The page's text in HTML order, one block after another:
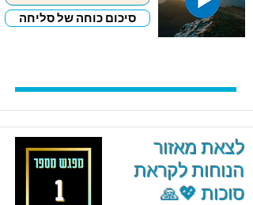
סיכום כוחה של סליחה
לצאת מאזור
הנוחות לקראת
סוכות 💖🙏